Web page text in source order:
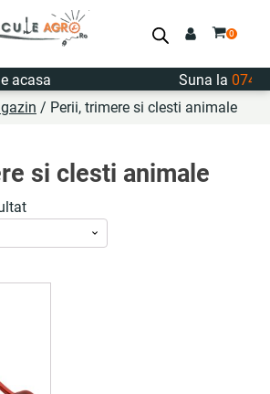
acasa Suna la
/ Perii, trimere si clesti animale
si clesti animale